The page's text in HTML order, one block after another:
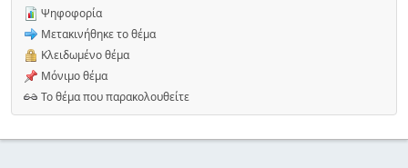
Ψηφοφορία
Μετακινήθηκε το θέμα
Κλειδωμένο θέμα
Μόνιμο θέμα
Το θέμα που παρακολουθείτε